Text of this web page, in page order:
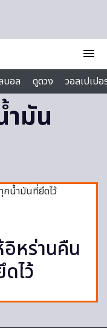
menu
บอล ดูดวง
วอลเปเป
ำมัน
หร่านคืน
ไว้